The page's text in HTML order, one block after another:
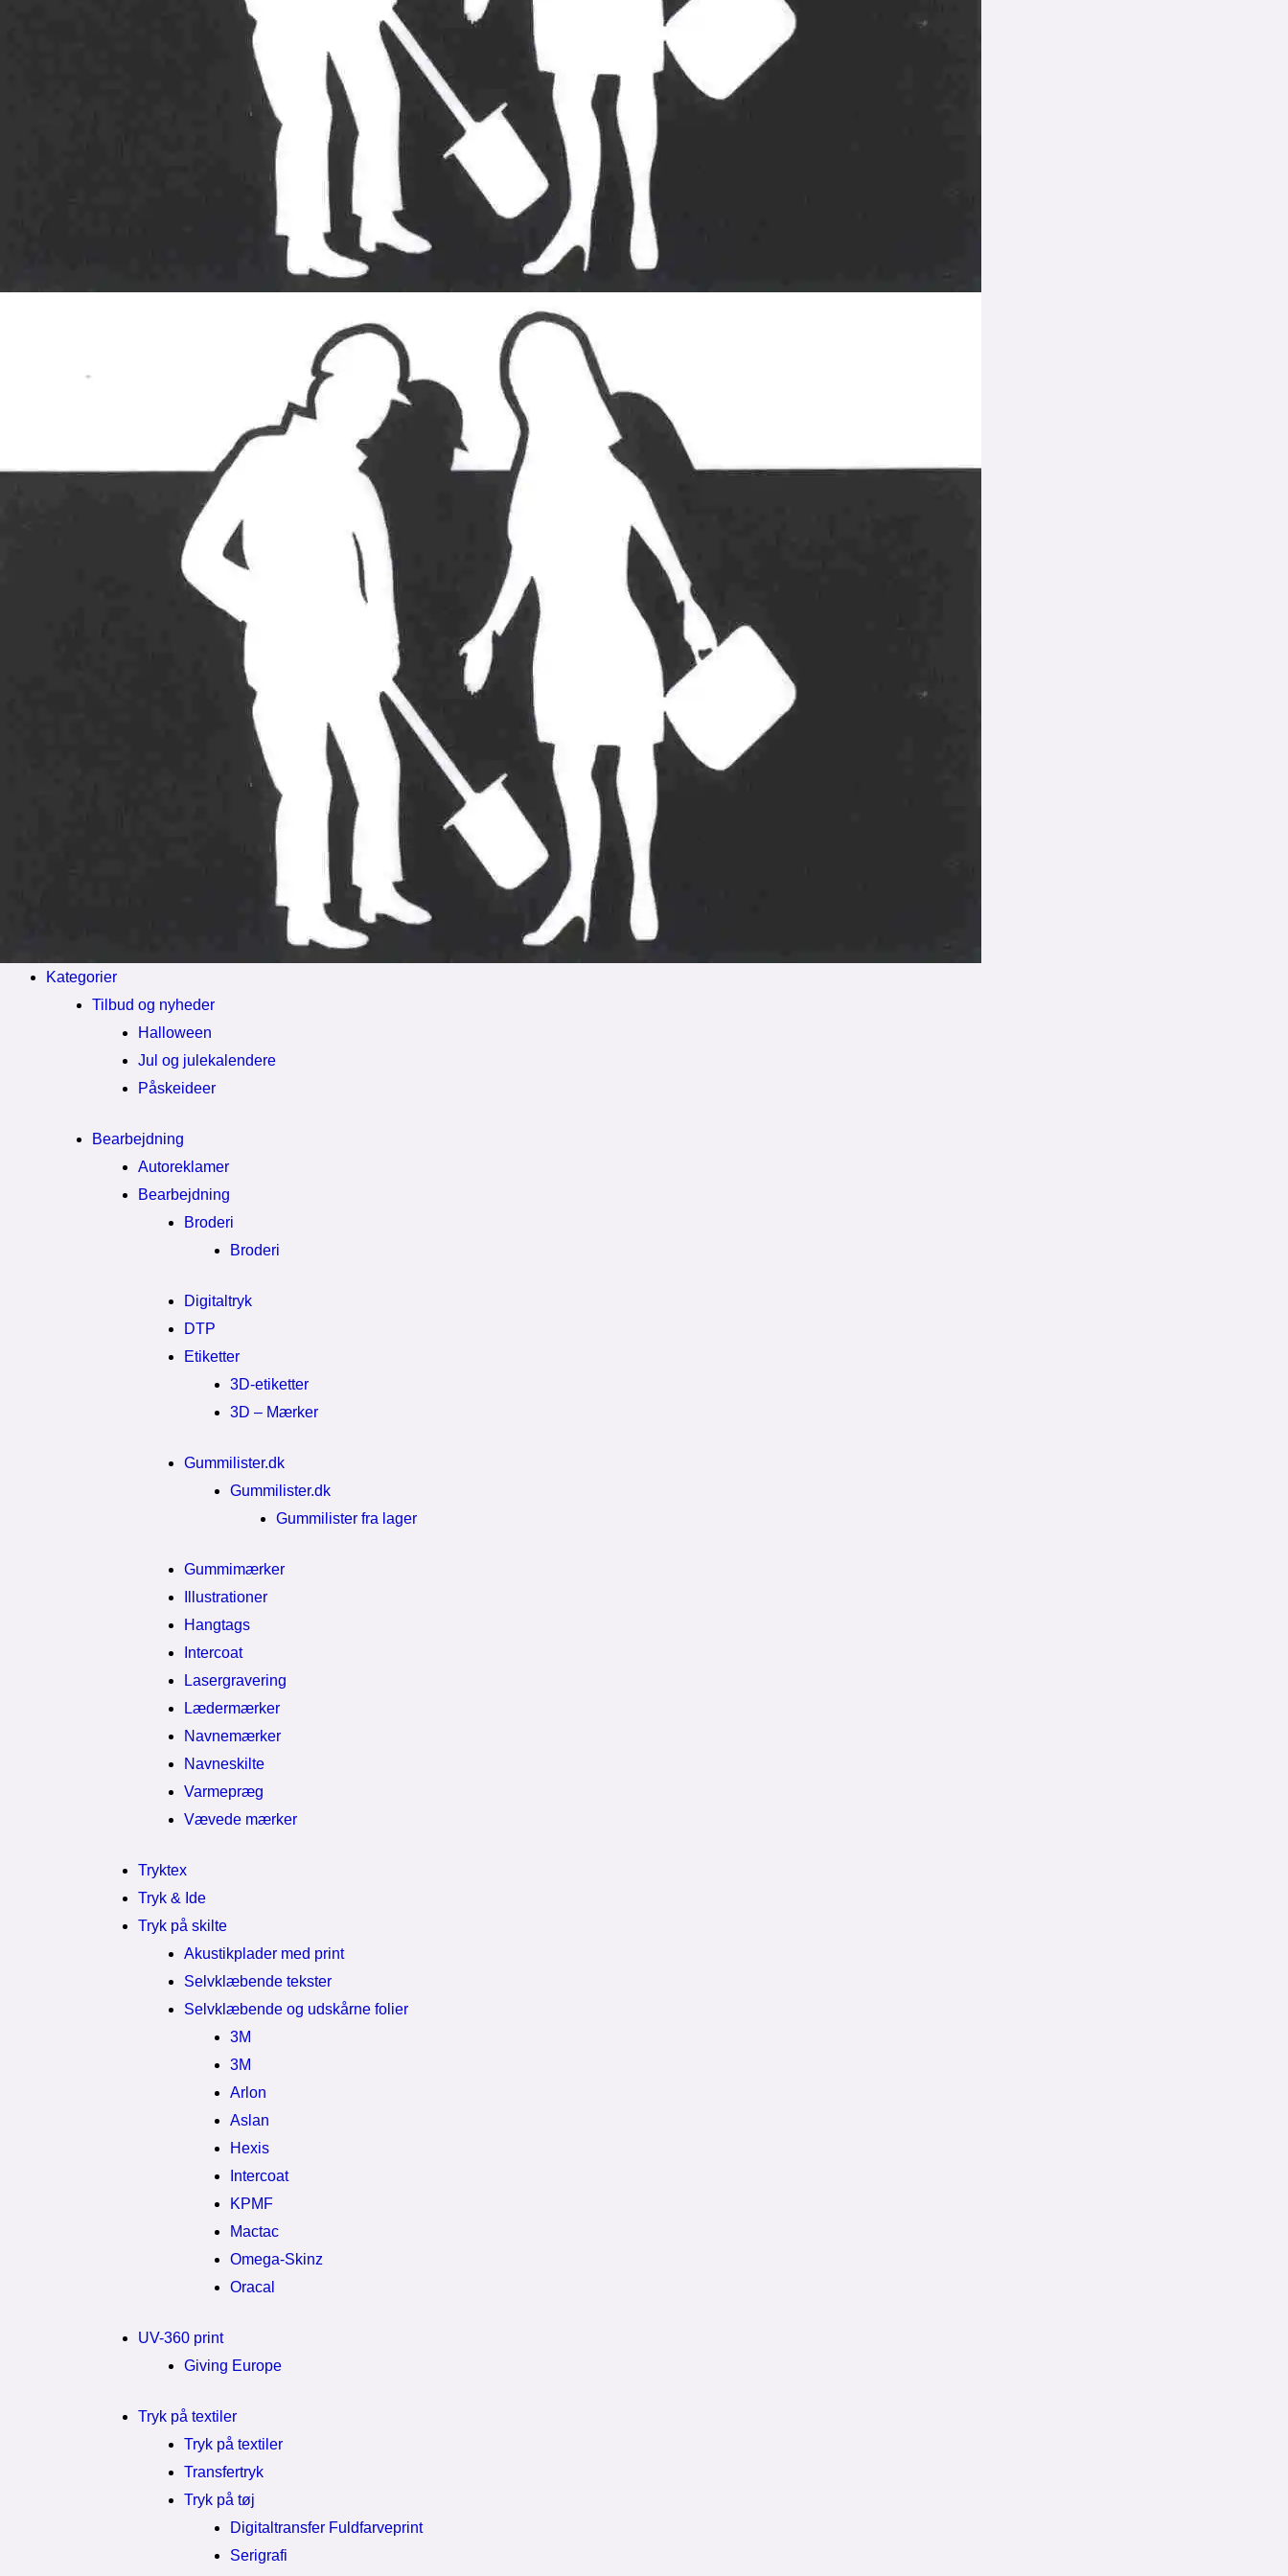
Kategorier
Tilbud og nyheder
Halloween
Jul og julekalendere
Påskeideer
Bearbejdning
Autoreklamer
Bearbejdning
Broderi
Broderi
Digitaltryk
DTP
Etiketter
3D-etiketter
3D – Mærker
Gummilister.dk
Gummilister.dk
Gummilister fra lager
Gummimærker
Illustrationer
Hangtags
Intercoat
Lasergravering
Lædermærker
Navnemærker
Navneskilte
Varmepræg
Vævede mærker
Tryktex
Tryk & Ide
Tryk på skilte
Akustikplader med print
Selvklæbende tekster
Selvklæbende og udskårne folier
3M
3M
Arlon
Aslan
Hexis
Intercoat
KPMF
Mactac
Omega-Skinz
Oracal
UV-360 print
Giving Europe
Tryk på textiler
Tryk på textiler
Transfertryk
Tryk på tøj
Digitaltransfer Fuldfarveprint
Serigrafi